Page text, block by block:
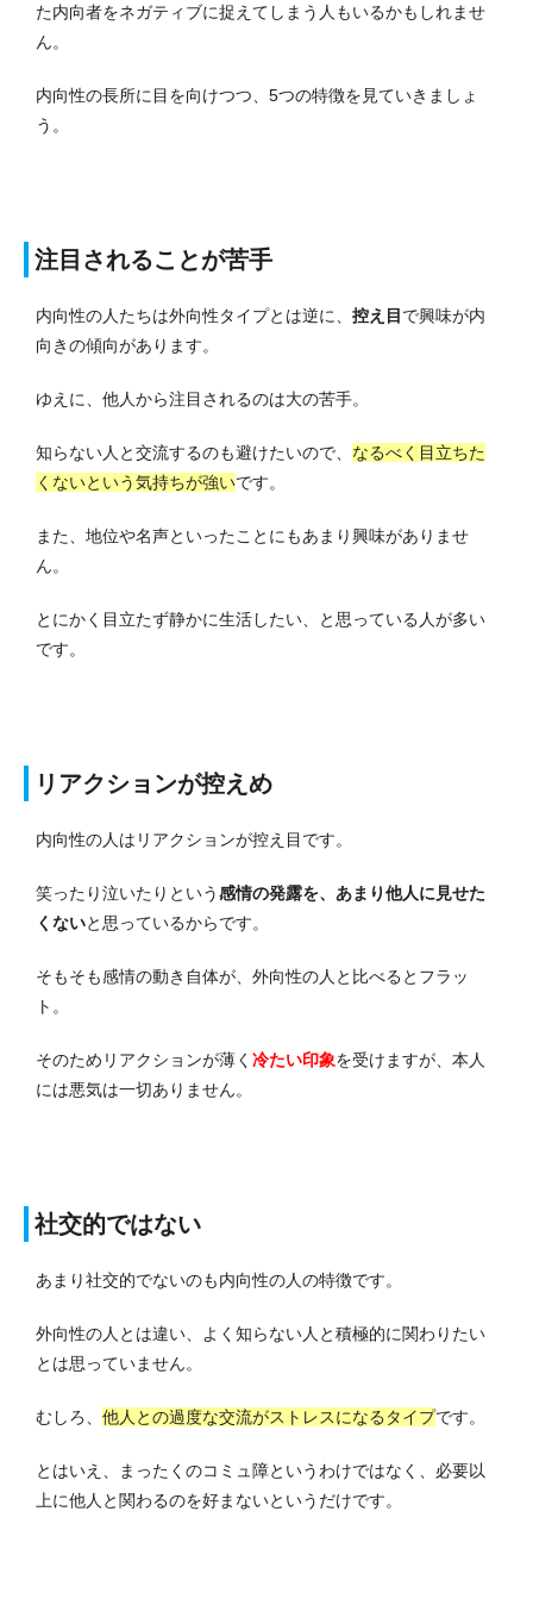
た内向者をネガティブに捉えてしまう人もいるかもしれませ
ん。
内向性の長所に目を向けつつ、5つの特徴を見ていきましょ
う。
注目されることが苦手
内向性の人たちは外向性タイプとは逆に、 控え目 で興味が内
向きの傾向があります。
ゆえに、他人から注目されるのは大の苦手。
知らない人と交流するのも避けたいので、 なるべく目立ちた
くないという気持ちが強いです。
また、地位や名声といったことにもあまり興味がありませ
ん。
とにかく目立たず静かに生活したい、と思っている人が多い
です。
リアクションが控えめ
内向性の人はリアクションが控え目です。
笑ったり泣いたりという感情の発露を、あまり他人に見せた
くないと思っているからです。
そもそも感情の動き自体が、外向性の人と比べるとフラッ
ト。
そのためリアクションが薄く 冷たい印象を受けますが、本人
には悪気は一切ありません。
社交的ではない
あまり社交的でないのも内向性の人の特徴です。
外向性の人とは違い、よく知らない人と積極的に関わりたい
とは思っていません。
むしろ、 他人との過度な交流がストレスになるタイプです。
とはいえ、まったくのコミュ障というわけではなく、必要以
上に他人と関わるのを好まないというだけです。